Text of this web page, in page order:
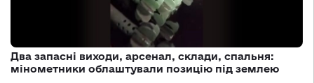
Два запасні виходи, арсенал, склади, спальня:
мінометники облаштували позицію під землею